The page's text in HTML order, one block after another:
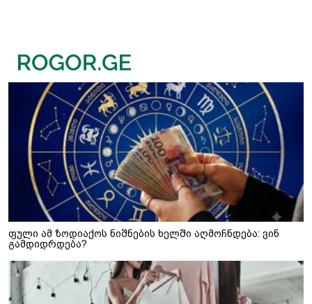
ფული ამ ზოდიაქოს ნიშნების ხელში აღმოჩნდება: ვინ
გამდიდრდება?